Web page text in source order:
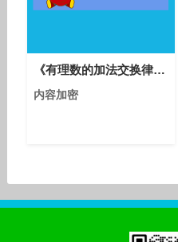
《有理数的加法交换律与结合律》课堂教学实录-苏科版初中数学七年级上册
内容加密